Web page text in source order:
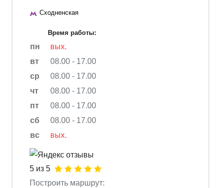
Сходненская
Время работы:
пн
вых.
вт
08.00 - 17.00
ср
08.00 - 17.00
чт
08.00 - 17.00
пт
08.00 - 17.00
сб
08.00 - 17.00
вс
вых.
5 из 5
Построить маршрут: